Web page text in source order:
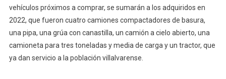
vehículos próximos a comprar, se sumarán a los adquiridos en
2022, que fueron cuatro camiones compactadores de basura,
una pipa, una grúa con canastilla, un camión a cielo abierto, una
camioneta para tres toneladas y media de carga y un tractor, que
ya dan servicio a la población villalvarense.